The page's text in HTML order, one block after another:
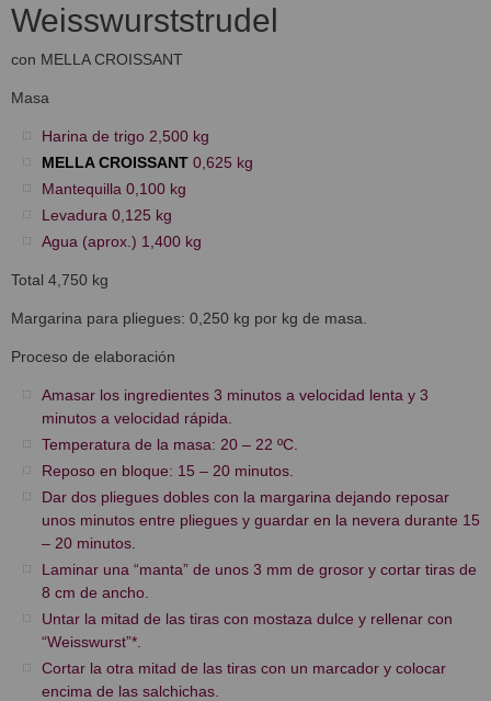
Weisswurststrudel
con MELLA CROISSANT
Masa
Harina de trigo 2,500 kg
MELLA CROISSANT 0,625 kg
Mantequilla 0,100 kg
Levadura 0,125 kg
Agua (aprox.) 1,400 kg
Total 4,750 kg
Margarina para pliegues: 0,250 kg por kg de masa.
Proceso de elaboración
Amasar los ingredientes 3 minutos a velocidad lenta y 3
minutos a velocidad rápida.
Temperatura de la masa: 20 – 22 ºC.
Reposo en bloque: 15 – 20 minutos.
Dar dos pliegues dobles con la margarina dejando reposar
unos minutos entre pliegues y guardar en la nevera durante 15
– 20 minutos.
Laminar una “manta” de unos 3 mm de grosor y cortar tiras de
8 cm de ancho.
Untar la mitad de las tiras con mostaza dulce y rellenar con
“Weisswurst”*.
Cortar la otra mitad de las tiras con un marcador y colocar
encima de las salchichas.